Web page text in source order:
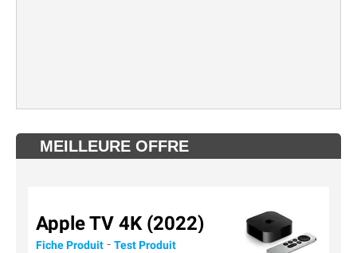
MEILLEURE OFFRE
Apple TV 4K (2022)
Fiche Produit - Test Produit